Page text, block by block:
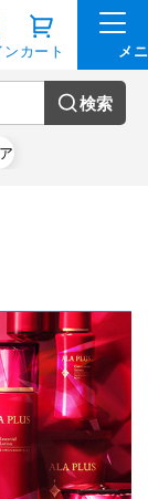
検索
ン カート